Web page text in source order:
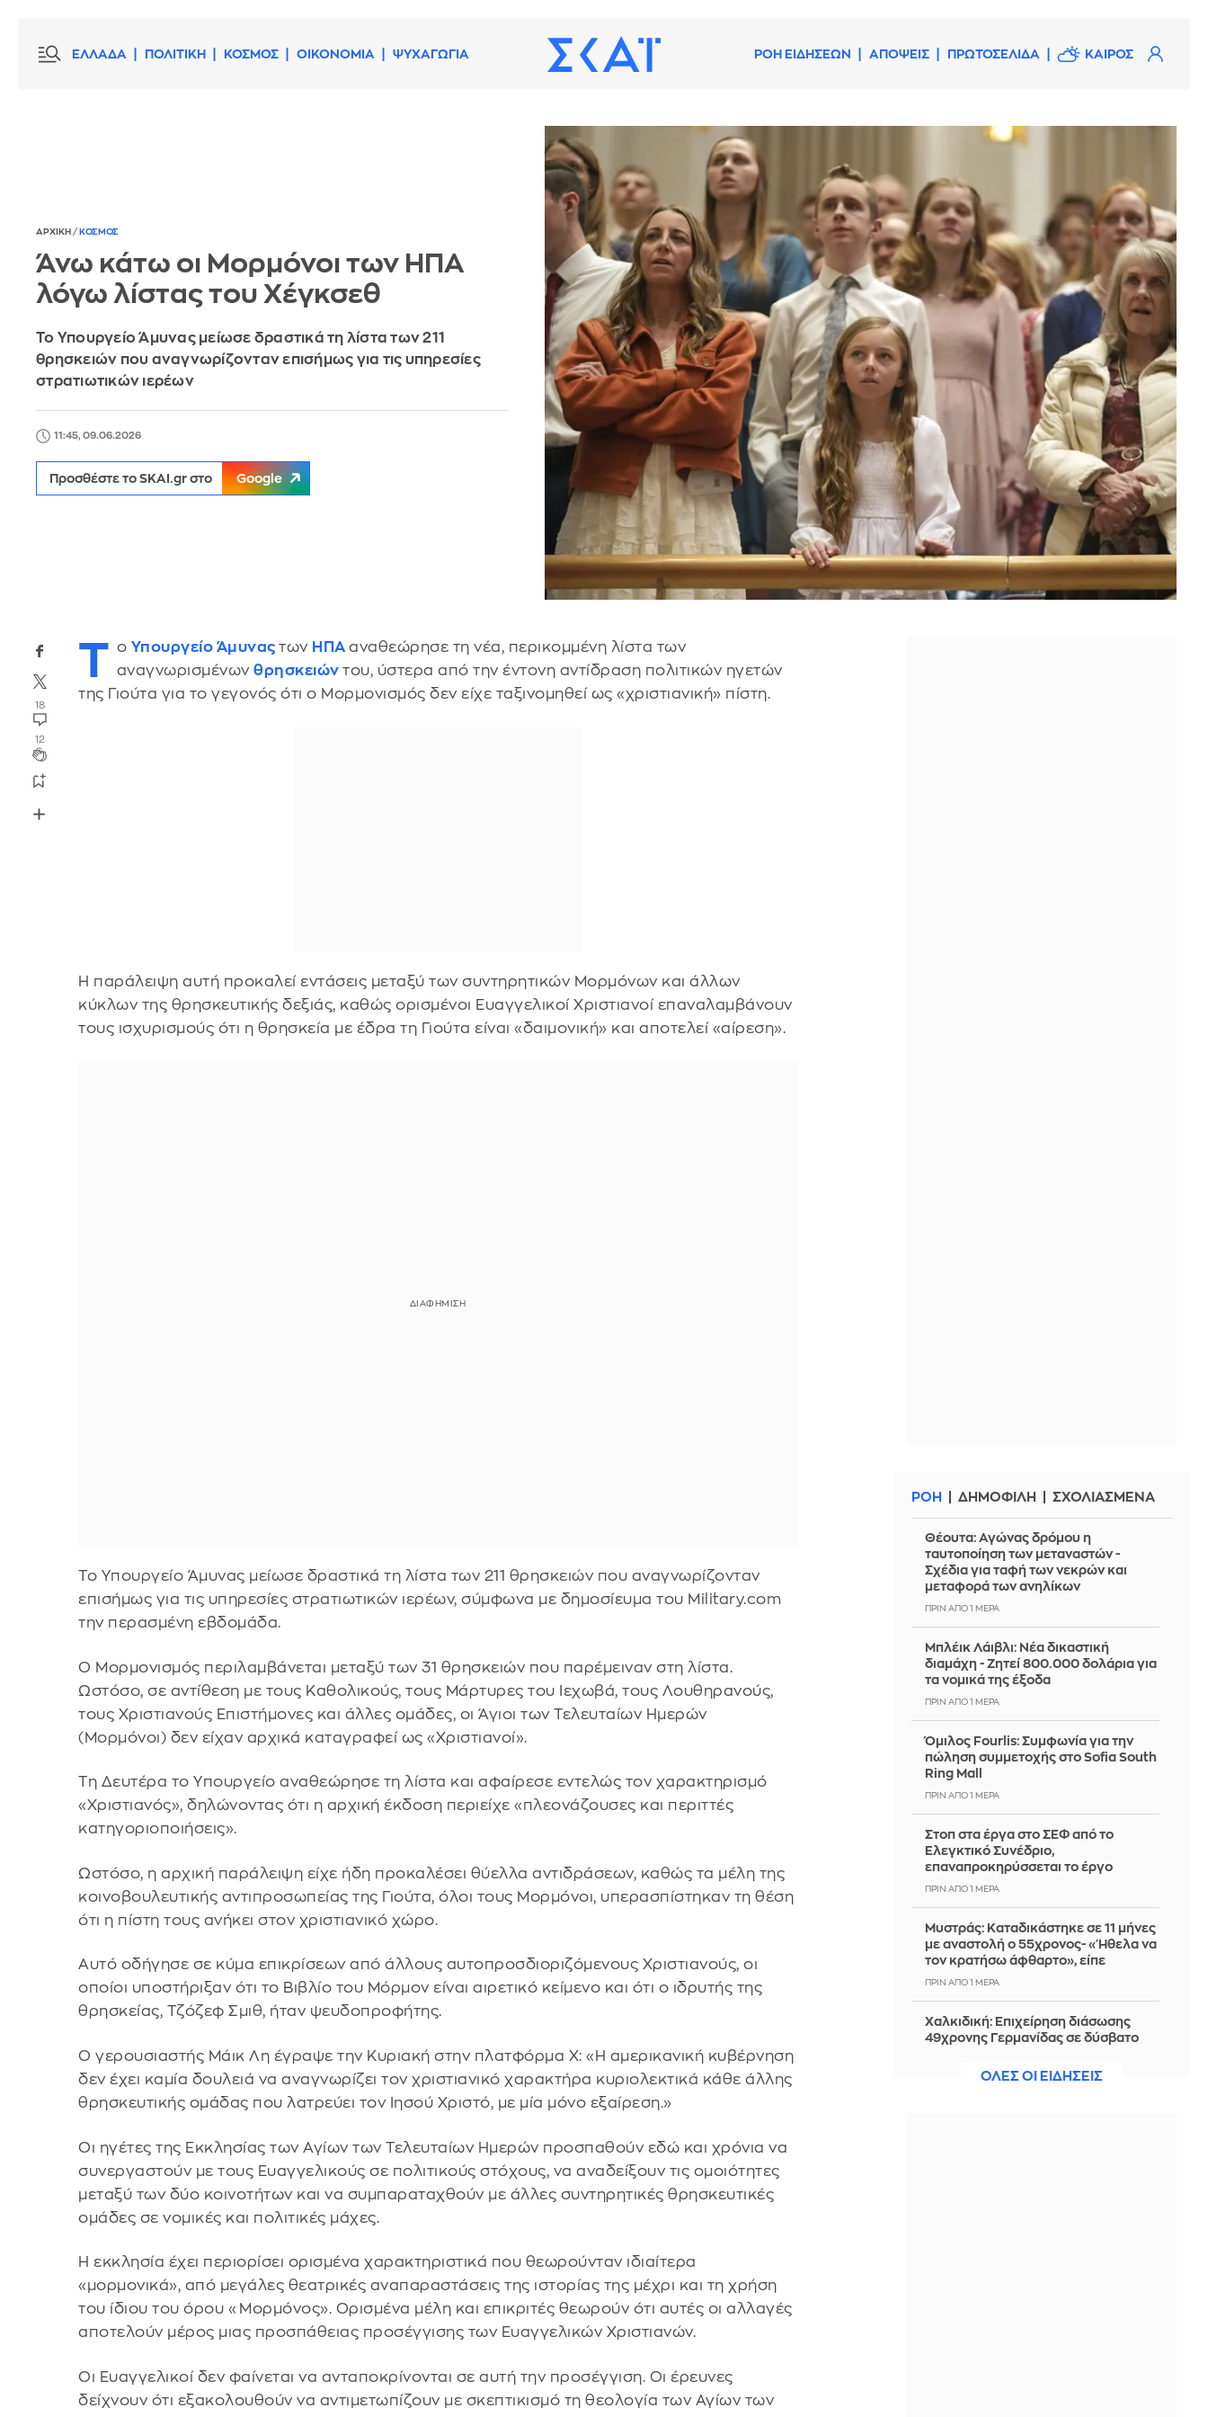
ΕΛΛΑΔΑ ΠΟΛΙΤΙΚΗ ΚΟΣΜΟΣ ΟΙΚΟΝΟΜΙΑ ΨΥΧΑΓΩΓΙΑ ΡΟΗ ΕΙΔΗΣΕΩΝ ΑΠΟΨΕΙΣ ΠΡΩΤΟΣΕΛΙΔΑ ΚΑΙΡΟΣ
ΑΡΧΙΚΗ / ΚΟΣΜΟΣ
Άνω κάτω οι Μορμόνοι των ΗΠΑ
λόγω λίστας του Χέγκσεθ
Το Υπουργείο Άμυνας μείωσε δραστικά τη λίστα των 211
θρησκειών που αναγνωρίζονταν επισήμως για τις υπηρεσίες
στρατιωτικών ιερέων
11:45, 09.06.2026
Προσθέστε το SKAI.gr στο Google
18
12
Τ ο Υπουργείο Άμυναςτων ΗΠΑαναθεώρησε τη νέα, περικομμένη λίστα των
αναγνωρισμένωνθρησκειώντου, ύστερα από την έντονη αντίδραση πολιτικών ηγετών
της Γιούτα για το γεγονός ότι ο Μορμονισμός δεν είχε ταξινομηθεί ως «χριστιανική» πίστη.
Η παράλειψη αυτή προκαλεί εντάσεις μεταξύ των συντηρητικών Μορμόνων και άλλων
κύκλων της θρησκευτικής δεξιάς, καθώς ορισμένοι Ευαγγελικοί Χριστιανοί επαναλαμβάνουν
τους ισχυρισμούς ότι η θρησκεία με έδρα τη Γιούτα είναι «δαιμονική» και αποτελεί «αίρεση».
Το Υπουργείο Άμυνας μείωσε δραστικά τη λίστα των 211 θρησκειών που αναγνωρίζονταν
επισήμως για τις υπηρεσίες στρατιωτικών ιερέων, σύμφωνα με δημοσίευμα του Military.com
την περασμένη εβδομάδα.
Ο Μορμονισμός περιλαμβάνεται μεταξύ των 31 θρησκειών που παρέμειναν στη λίστα.
Ωστόσο, σε αντίθεση με τους Καθολικούς, τους Μάρτυρες του Ιεχωβά, τους Λουθηρανούς,
τους Χριστιανούς Επιστήμονες και άλλες ομάδες, οι Άγιοι των Τελευταίων Ημερών
(Μορμόνοι) δεν είχαν αρχικά καταγραφεί ως «Χριστιανοί».
Τη Δευτέρα το Υπουργείο αναθεώρησε τη λίστα και αφαίρεσε εντελώς τον χαρακτηρισμό
«Χριστιανός», δηλώνοντας ότι η αρχική έκδοση περιείχε «πλεονάζουσες και περιττές
κατηγοριοποιήσεις».
Ωστόσο, η αρχική παράλειψη είχε ήδη προκαλέσει θύελλα αντιδράσεων, καθώς τα μέλη της
κοινοβουλευτικής αντιπροσωπείας της Γιούτα, όλοι τους Μορμόνοι, υπερασπίστηκαν τη θέση
ότι η πίστη τους ανήκει στον χριστιανικό χώρο.
Αυτό οδήγησε σε κύμα επικρίσεων από άλλους αυτοπροσδιοριζόμενους Χριστιανούς, οι
οποίοι υποστήριξαν ότι το Βιβλίο του Μόρμον είναι αιρετικό κείμενο και ότι ο ιδρυτής της
θρησκείας, Τζόζεφ Σμιθ, ήταν ψευδοπροφήτης.
Ο γερουσιαστής Μάικ Λη έγραψε την Κυριακή στην πλατφόρμα X: «Η αμερικανική κυβέρνηση
δεν έχει καμία δουλειά να αναγνωρίζει τον χριστιανικό χαρακτήρα κυριολεκτικά κάθε άλλης
θρησκευτικής ομάδας που λατρεύει τον Ιησού Χριστό, με μία μόνο εξαίρεση.»
Οι ηγέτες της Εκκλησίας των Αγίων των Τελευταίων Ημερών προσπαθούν εδώ και χρόνια να
συνεργαστούν με τους Ευαγγελικούς σε πολιτικούς στόχους, να αναδείξουν τις ομοιότητες
μεταξύ των δύο κοινοτήτων και να συμπαραταχθούν με άλλες συντηρητικές θρησκευτικές
ομάδες σε νομικές και πολιτικές μάχες.
Η εκκλησία έχει περιορίσει ορισμένα χαρακτηριστικά που θεωρούνταν ιδιαίτερα
«μορμονικά», από μεγάλες θεατρικές αναπαραστάσεις της ιστορίας της μέχρι και τη χρήση
του ίδιου του όρου «Μορμόνος». Ορισμένα μέλη και επικριτές θεωρούν ότι αυτές οι αλλαγές
αποτελούν μέρος μιας προσπάθειας προσέγγισης των Ευαγγελικών Χριστιανών.
Οι Ευαγγελικοί δεν φαίνεται να ανταποκρίνονται σε αυτή την προσέγγιση. Οι έρευνες
δείχνουν ότι εξακολουθούν να αντιμετωπίζουν με σκεπτικισμό τη θεολογία των Αγίων των
ΡΟΗ ΔΗΜΟΦΙΛΗ ΣΧΟΛΙΑΣΜΕΝΑ
Θέουτα: Αγώνας δρόμου η
ταυτοποίηση των μεταναστών -
Σχέδια για ταφή των νεκρών και
μεταφορά των ανηλίκων
ΠΡΙΝ ΑΠΌ 1 ΜΈΡΑ
Μπλέικ Λάιβλι: Νέα δικαστική
διαμάχη - Ζητεί 800.000 δολάρια για
τα νομικά της έξοδα
ΠΡΙΝ ΑΠΌ 1 ΜΈΡΑ
Όμιλος Fourlis: Συμφωνία για την
πώληση συμμετοχής στο Sofia South
Ring Mall
ΠΡΙΝ ΑΠΌ 1 ΜΈΡΑ
Στοπ στα έργα στο ΣΕΦ από το
Ελεγκτικό Συνέδριο,
επαναπροκηρύσσεται το έργο
ΠΡΙΝ ΑΠΌ 1 ΜΈΡΑ
Μυστράς: Καταδικάστηκε σε 11 μήνες
με αναστολή ο 55χρονος- «Ήθελα να
τον κρατήσω άφθαρτο», είπε
ΠΡΙΝ ΑΠΌ 1 ΜΈΡΑ
Χαλκιδική: Επιχείρηση διάσωσης
49χρονης Γερμανίδας σε δύσβατο
ΠΡΙΝ ΑΠΌ 1 ΜΈΡΑΟΛΕΣ ΟΙ ΕΙΔΗΣΕΙΣ